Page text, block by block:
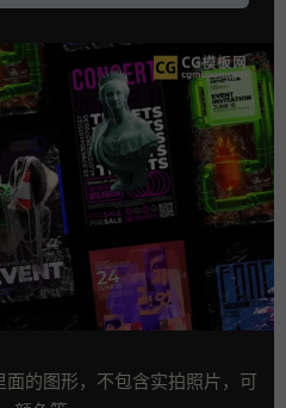
的图形，不包含实拍照片，可